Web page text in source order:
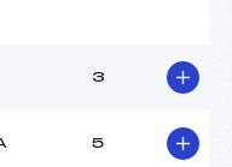
3
5